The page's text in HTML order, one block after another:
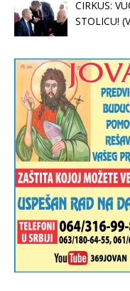
CIRKUS:
STOLICU!